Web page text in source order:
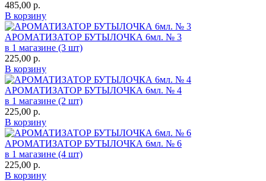
485,00 р.
В корзину
АРОМАТИЗАТОР БУТЫЛОЧКА 6мл. № 3
в 1 магазине (3 шт)
225,00 р.
В корзину
АРОМАТИЗАТОР БУТЫЛОЧКА 6мл. № 4
в 1 магазине (2 шт)
225,00 р.
В корзину
АРОМАТИЗАТОР БУТЫЛОЧКА 6мл. № 6
в 1 магазине (4 шт)
225,00 р.
В корзину